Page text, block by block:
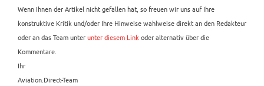
Wenn Ihnen der Artikel nicht gefallen hat, so freuen wir uns auf Ihre
konstruktive Kritik und/oder Ihre Hinweise wahlweise direkt an den Redakteur
oder an das Team unterunter diesem Linkoder alternativ über die
Kommentare.
Ihr
Aviation.Direct-Team